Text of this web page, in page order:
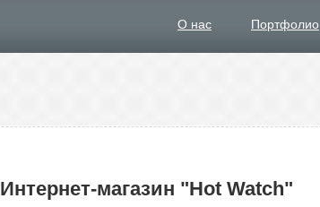
О нас Портфолио
Интернет-магазин "Hot Watch"